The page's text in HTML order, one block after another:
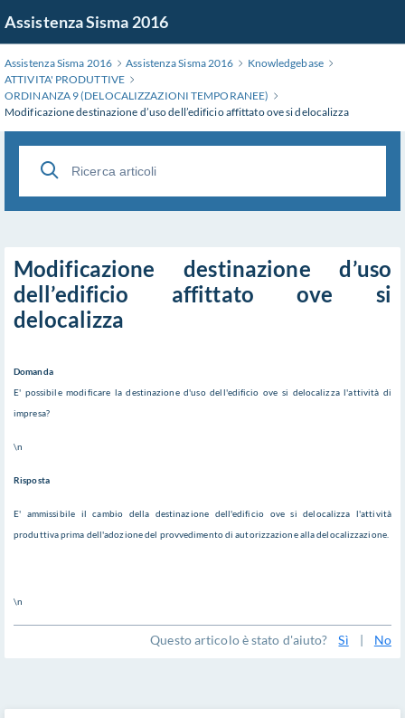
al
contenuto
principale
Assistenza Sisma 2016
Assistenza Sisma 2016 Assistenza Sisma 2016
Knowledgebase
ATTIVITA' PRODUTTIVE
ORDINANZA 9 (DELOCALIZZAZIONI TEMPORANEE)
Modificazione destinazione d’uso dell’edificio affittato ove si delocalizza
Modificazione destinazione d’uso
dell’edificio affittato ove si
delocalizza
Domanda
E' possibile modificare la destinazione d'uso dell'edificio ove si delocalizza l'attività di
impresa?
\n
Risposta
E' ammissibile il cambio della destinazione dell'edificio ove si delocalizza l'attività
produttiva prima dell'adozione del provvedimento di autorizzazione alla delocalizzazione.
\n
Questo articolo è stato d'aiuto? Sì | No